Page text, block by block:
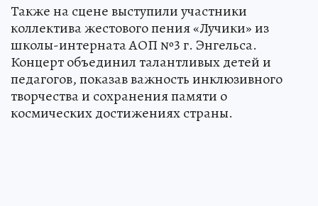
Также на сцене выступили участники
коллектива жестового пения «Лучики» из
школы-интерната АОП №3 г. Энгельса.
Концерт объединил талантливых детей и
педагогов, показав важность инклюзивного
творчества и сохранения памяти о
космических достижениях страны.